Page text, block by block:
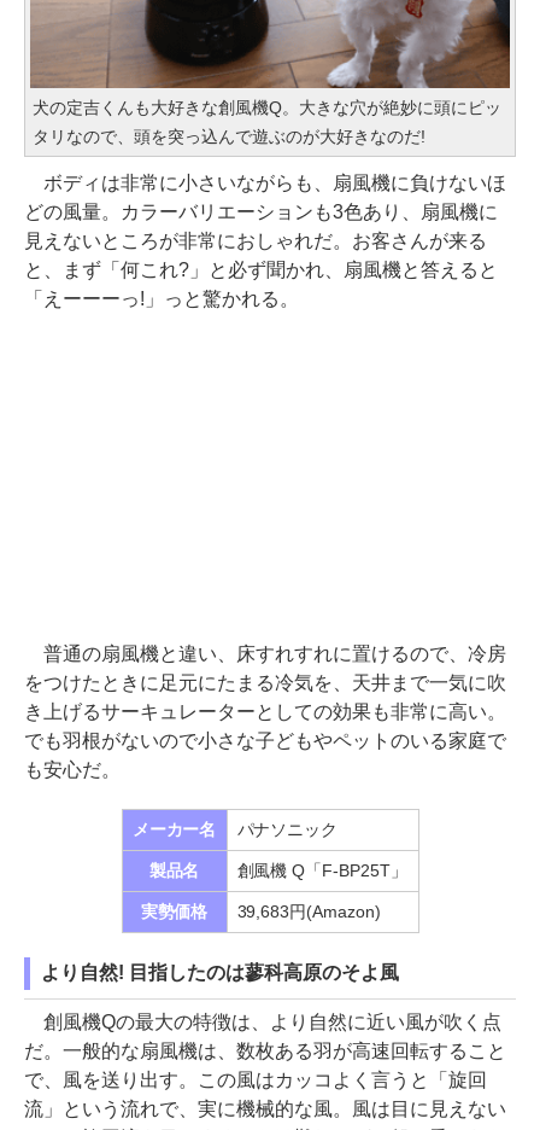
犬の定吉くんも大好きな創風機Q。大きな穴が絶妙に頭にピッ
タリなので、頭を突っ込んで遊ぶのが大好きなのだ!
ボディは非常に小さいながらも、扇風機に負けないほ
どの風量。カラーバリエーションも3色あり、扇風機に
見えないところが非常におしゃれだ。お客さんが来る
と、まず「何これ?」と必ず聞かれ、扇風機と答えると
「えーーーっ!」っと驚かれる。
普通の扇風機と違い、床すれすれに置けるので、冷房
をつけたときに足元にたまる冷気を、天井まで一気に吹
き上げるサーキュレーターとしての効果も非常に高い。
でも羽根がないので小さな子どもやペットのいる家庭で
も安心だ。
メーカー名 パナソニック
製品名 創風機 Q「F-BP25T」
実勢価格 39,683円(Amazon)
より自然! 目指したのは蓼科高原のそよ風
創風機Qの最大の特徴は、より自然に近い風が吹く点
だ。一般的な扇風機は、数枚ある羽が高速回転すること
で、風を送り出す。この風はカッコよく言うと「旋回
流」という流れで、実に機械的な風。風は目に見えない